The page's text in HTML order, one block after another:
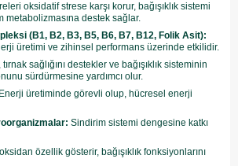
oksidatif strese karşı korur, bağışıklık sistemi
metabolizmasına destek sağlar.
(B1, B2, B3, B5, B6, B7, B12, Folik Asit):
üretimi ve zihinsel performans üzerinde etkilidir.
sağlığını destekler ve bağışıklık sisteminin
sürdürmesine yardımcı olur.
Enerji üretiminde görevli olup, hücresel enerji
Sindirim sistemi dengesine katkı
özellik gösterir, bağışıklık fonksiyonlarını